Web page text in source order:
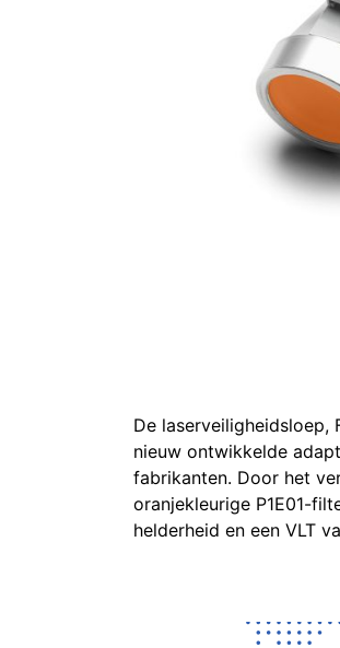
De laserveiligheidsloep,
nieuw ontwikkelde
fabrikanten. Door het
oranjekleurige P1E01-
helderheid en een VLT